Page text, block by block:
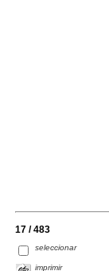
17 / 483
seleccionar
imprimir